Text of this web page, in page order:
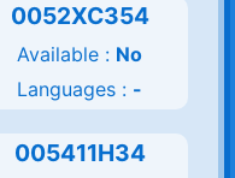
0052XC354
Available : No
Languages : -
005411H34